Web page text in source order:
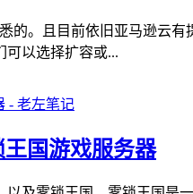
的。且目前依旧亚马逊云
可以选择扩容或...
国游戏服务器